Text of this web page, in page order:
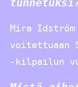
Mira
voitettuaan
-kilpailun